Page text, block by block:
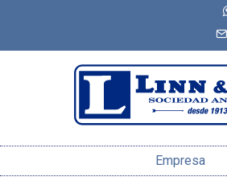
Empresa